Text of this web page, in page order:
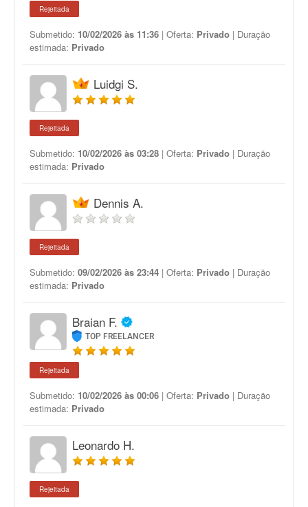
Rejeitada
Submetido: 10/02/2026 às 11:36 | Oferta: Privado | Duração
estimada: Privado
Luidgi S.
Rejeitada
Submetido: 10/02/2026 às 03:28 | Oferta: Privado | Duração
estimada: Privado
Dennis A.
Rejeitada
Submetido: 09/02/2026 às 23:44 | Oferta: Privado | Duração
estimada: Privado
Braian F.
TOP FREELANCER
Rejeitada
Submetido: 10/02/2026 às 00:06 | Oferta: Privado | Duração
estimada: Privado
Leonardo H.
Rejeitada